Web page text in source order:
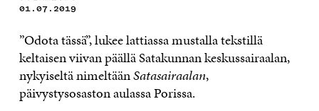
01.07.2019
”Odota tässä”, lukee lattiassa mustalla tekstillä
keltaisen viivan päällä Satakunnan keskussairaalan,
nykyiseltä nimeltäänSatasairaalan,
päivystysosaston aulassa Porissa.